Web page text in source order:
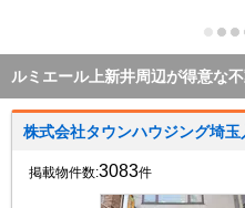
ルミエール上新井周辺が得意な
株式会社タウンハウジング埼玉
掲載物件数:3083件